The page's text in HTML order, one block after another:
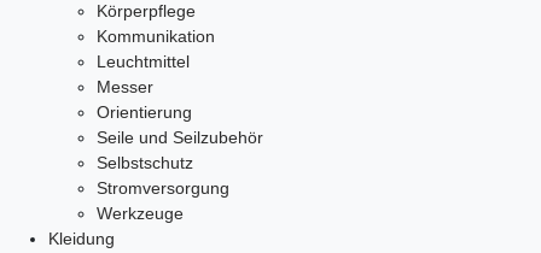
Körperpflege
Kommunikation
Leuchtmittel
Messer
Orientierung
Seile und Seilzubehör
Selbstschutz
Stromversorgung
Werkzeuge
Kleidung